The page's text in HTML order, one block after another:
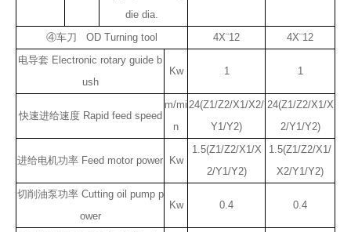
die dia.
④车刀 OD Turning tool 4X¨12
4X¨12
电导套 Electronic rotary guide b
ush
Kw 1 1
快速进给速度 Rapid feed speed
m/mi
n
24(Z1/Z2/X1/X2/
Y1/Y2)
24(Z1/Z2/X1/X
2/Y1/Y2)
进给电机功率 Feed motor power Kw
1.5(Z1/Z2/X1/X
2/Y1/Y2)
1.5(Z1/Z2/X1/
X2/Y1/Y2)
切削油泵功率 Cutting oil pump p
ower
Kw 0.4 0.4